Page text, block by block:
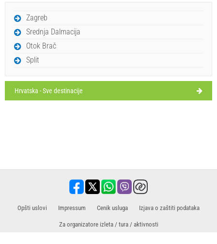
13.8.26.
petak,
14.8.26.
Zagreb
Srednja Dalmacija
Otok Brač
Split
Hrvatska - Sve destinacije
Opšti uslovi Impressum Cenik usluga ​​Izjava o zaštiti podataka
Za organizatore izleta / tura / aktivnosti